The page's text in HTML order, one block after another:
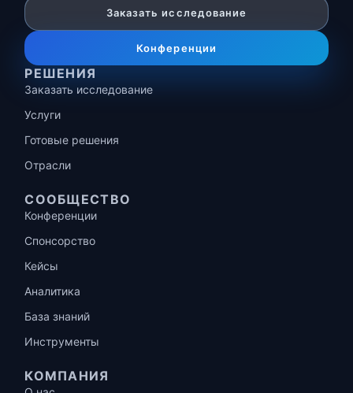
Заказать исследование
Конференции
РЕШЕНИЯ
Заказать исследование
Услуги
Готовые решения
Отрасли
СООБЩЕСТВО
Конференции
Спонсорство
Кейсы
Аналитика
База знаний
Инструменты
КОМПАНИЯ